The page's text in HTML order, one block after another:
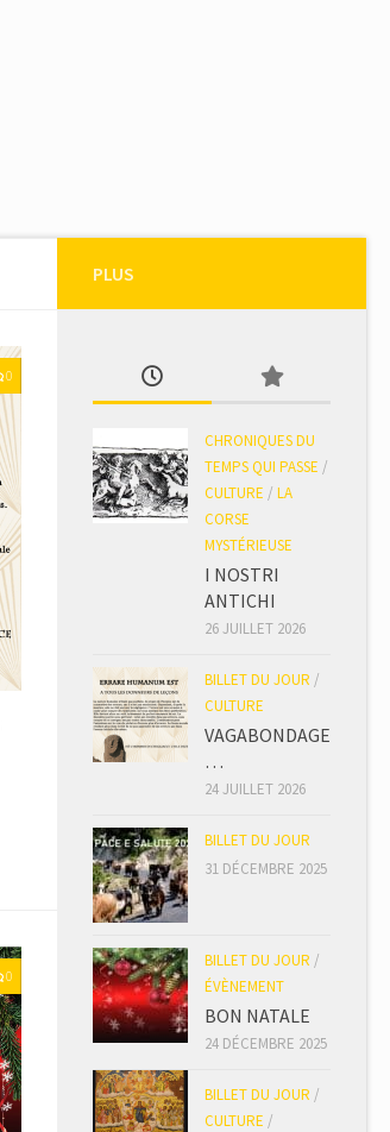
0
0
PLUS
CHRONIQUES DU
TEMPS QUI PASSE /
CULTURE / LA
CORSE
MYSTÉRIEUSE
I NOSTRI
ANTICHI
26 JUILLET 2026
BILLET DU JOUR /
CULTURE
VAGABONDAGE
…
24 JUILLET 2026
BILLET DU JOUR
31 DÉCEMBRE 2025
BILLET DU JOUR /
ÉVÈNEMENT
BON NATALE
24 DÉCEMBRE 2025
BILLET DU JOUR /
CULTURE /